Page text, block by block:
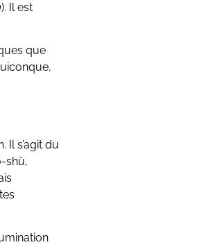
). Il est
que
Il s’agit du
shū,